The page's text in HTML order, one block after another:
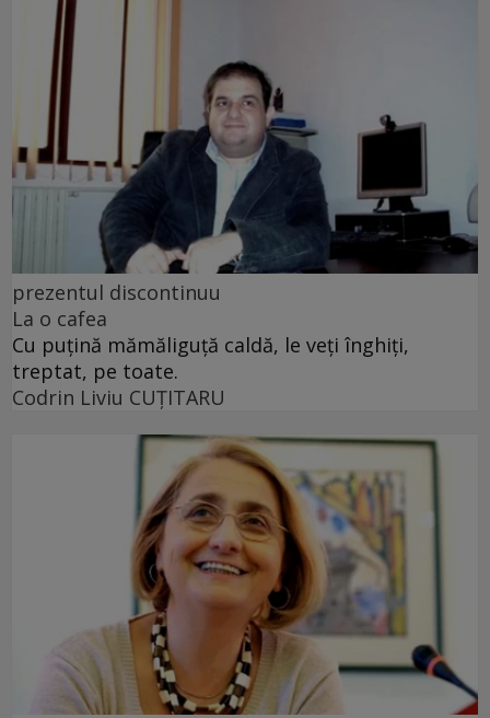
prezentul discontinuu
La o cafea
Cu puţină mămăliguţă caldă, le veţi înghiţi,
treptat, pe toate.
Codrin Liviu CUŢITARU